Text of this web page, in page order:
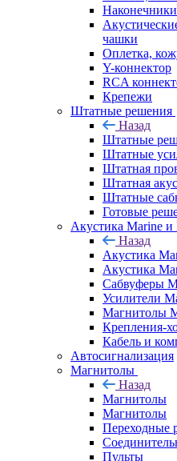
Наконечники
чашки
Оплетка,
Y-коннектор
RCA
Крепежи
Штатные решения
Назад
Штатные
Штатные
Штатная
Штатная
Штатные
Готовые
Акустика Marine и
Назад
Акустика
Акустика
Сабвуферы
Усилители
Магнитолы
Крепления-
Кабель и
Автосигнализация
Магнитолы
Назад
Магнитолы
Магнитолы
Переходные
Пульты